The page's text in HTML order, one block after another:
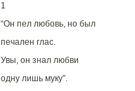
1
“Он пел любовь, но был
печален глас.
Увы, он знал любви
одну лишь муку”.